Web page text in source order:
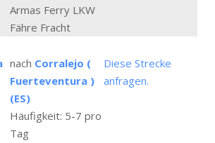
Armas Ferry LKW
Fähre Fracht
nach Corralejo (
Fuerteventura )
(ES)
Diese Strecke
anfragen.
Häufigkeit: 5-7 pro
Tag